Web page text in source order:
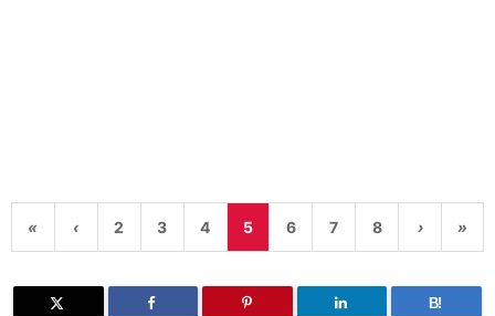
« ‹ 2 3 4 5 6 7 8 › »
B!